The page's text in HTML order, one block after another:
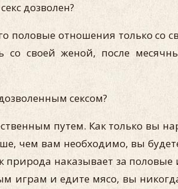
дозволен?
половые отношения только со
своей женой, после
сексом?
путем. Как только вы
чем вам необходимо, вы
природа наказывает за
играм и едите мясо, вы